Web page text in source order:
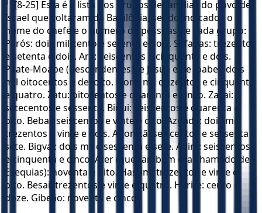
[8-25] Esta é a lista dos grupos de famílias do povo de
Israel que voltaram da Babilônia, sendo indicados o
nome do chefe e o número de pessoas de cada grupo:
Parós: dois mil cento e setenta e dois. Sefatias: trezentos
e setenta e dois. Ará: seiscentos e cinquenta e dois.
Paate-Moabe (descendentes de Jesua e de Joabe): dois
mil oitocentos e dezoito. Elom: mil duzentos e cinquenta
e quatro. Zatu: oitocentos e quarenta e cinco. Zacai:
setecentos e sessenta. Binui: seiscentos e quarenta e
oito. Bebai: seiscentos e vinte e oito. Azgade: dois mil
trezentos e vinte e dois. Adonicã: seiscentos e sessenta e
sete. Bigvai: dois mil e sessenta e sete. Adim: seiscentos
e cinquenta e cinco. Ater (que também era chamado de
Ezequias): noventa e oito. Hasum: trezentos e vinte e
oito. Besai: trezentos e vinte e quatro. Harife: cento e
doze. Gibeão: noventa e cinco.